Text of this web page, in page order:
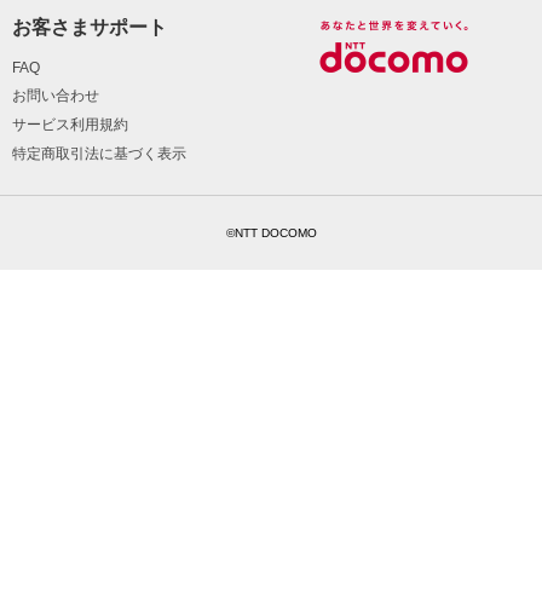
お客さまサポート
FAQ
お問い合わせ
サービス利用規約
特定商取引法に基づく表示
©NTT DOCOMO